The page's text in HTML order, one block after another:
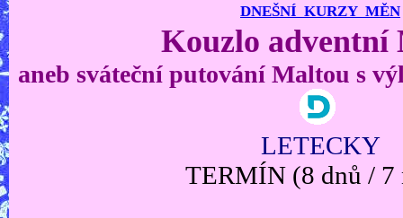
DNEŠNÍ KURZY MĚN
Kouzlo adventní
aneb sváteční putování Maltou s
LETECKY
TERMÍN(8 dnů / 7